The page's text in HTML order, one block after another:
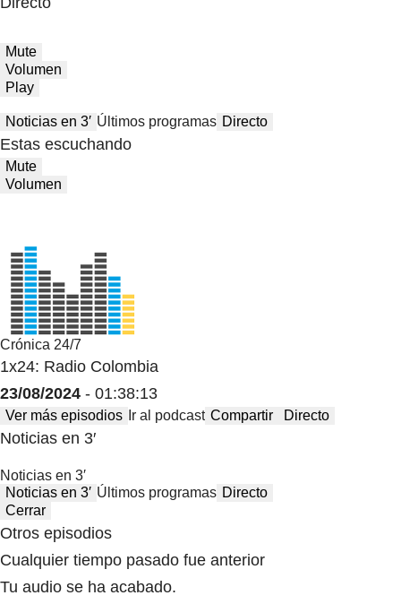
Mute
Volumen
Play
Noticias en 3′ Últimos programas Directo
Estas escuchando
Mute
Volumen
Crónica 24/7
1x24: Radio Colombia
23/08/2024 - 01:38:13
Ver más episodios Ir al podcast Compartir Directo
Noticias en 3′
Noticias en 3′
Noticias en 3′ Últimos programas Directo
Cerrar
Otros episodios
Cualquier tiempo pasado fue anterior
Tu audio se ha acabado.